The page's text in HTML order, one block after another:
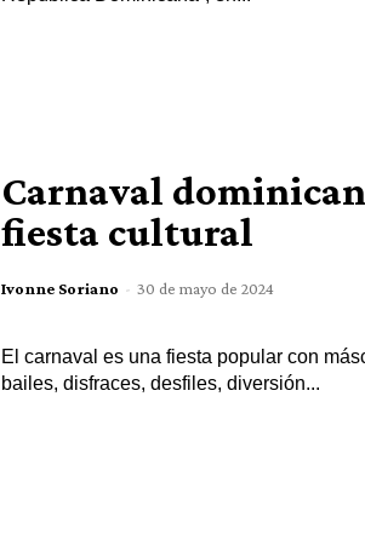
Carnaval
fiesta cultural
Ivonne Soriano - 30 de mayo de 2024
El carnaval es una fiesta popular con
bailes, disfraces, desfiles, diversión...